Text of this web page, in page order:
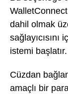
dahil olmak
istemi başlatır.
Cüzdan
amaçlı bir